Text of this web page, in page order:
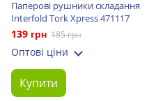
Паперові рушники складання
Interfold Tork Xpress 471117
139 грн 185 грн
Оптові ціни
Купити